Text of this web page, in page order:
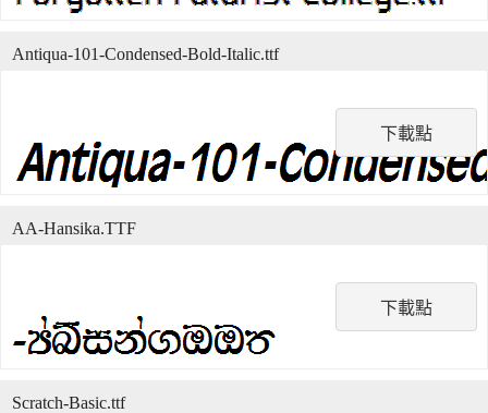
下載點
Antiqua-101-Condensed-Bold-Italic.ttf
下載點
AA-Hansika.TTF
Scratch-Basic.ttf